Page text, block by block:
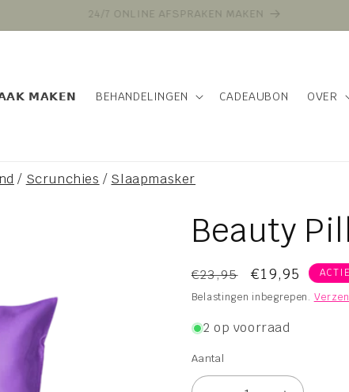
VOOR 16:00 BESTELD VANDAAG VERZONDEN
𝗠𝗔𝗞𝗘𝗡 BEHANDELINGEN CADEAUBON OVER
/ Scrunchies / Slaapmasker
Beauty
Normale
prijs
€23,95 €19,95
Belastingen inbegrepen.
2 op voorraad
Aantal
Aantal